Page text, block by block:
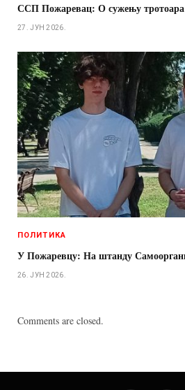
ССП Пожаревац: О сужењу тротоара
27. ЈУН 2026.
ПОЛИТИКА
У Пожаревцу: На штанду
26. ЈУН 2026.
Comments are closed.